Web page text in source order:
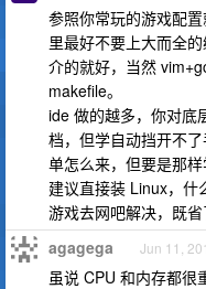
参照你常玩的游戏配
里最好不要上大而全
介的就好，当然
makefile。
ide 做的越多，你对底
档，但学自动挡开不
单怎么来，但要是那样
建议直接装 Linux，什
游戏去网吧解决，既省
agagega Jun 11,
虽说 CPU 和内存都很